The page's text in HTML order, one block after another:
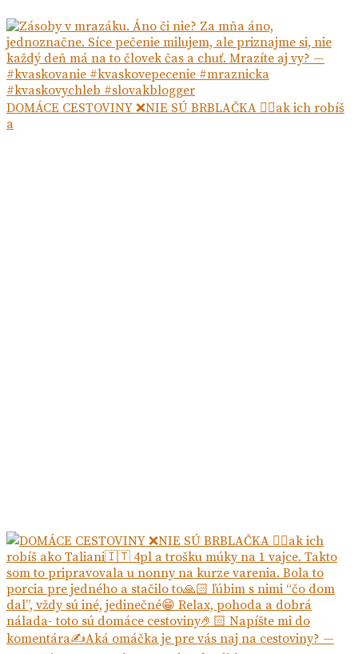
DOMÁCE CESTOVINY ❌NIE SÚ BRBLAČKA ☝🏻ak ich robíš
a